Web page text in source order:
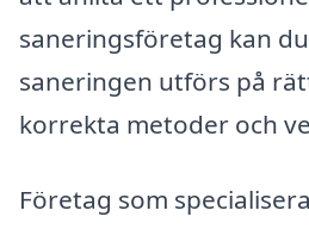
saneringsföretag kan
saneringen utförs på
korrekta metoder och
Företag som